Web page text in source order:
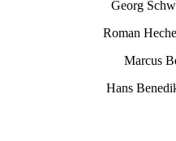
Georg
Roman
Marcus
Hans